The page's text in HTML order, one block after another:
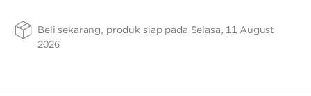
Beli sekarang, produk siap pada Selasa, 11 August
2026